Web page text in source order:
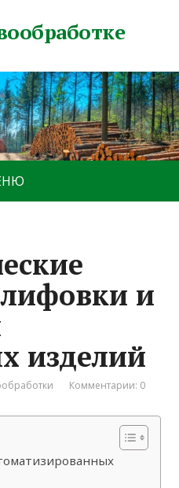
и
изделий
Комментарии: 0